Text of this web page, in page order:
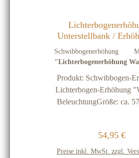
Unterstellbank /
Schwibbogen
"Wald" (in
Motiven)
Schwibbogenerhöhung
Produkt: Schwibbogen-
Lichterbogen-Erhöhung
BeleuchtungGröße: ca.
Sägearbeit aus Holz
Erhöhung von
Regulärer
54,95 €
Preise inkl. MwSt. zzgl.